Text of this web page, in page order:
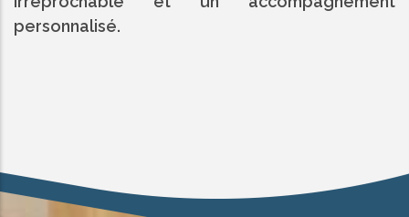
personnalisé.